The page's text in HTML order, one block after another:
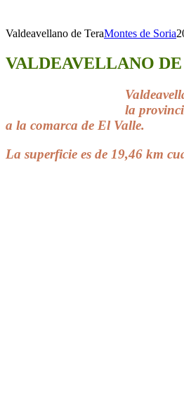
Valdeavellano de TeraMontes de Soria
VALDEAVELLANO
la
a la comarca de El Valle.
La superficie es de 19,46 km